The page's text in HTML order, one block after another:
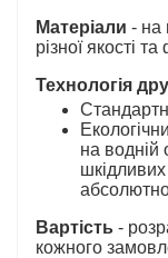
Матеріали - на
різної якості
Технологія
на водній
Вартість -
кожного